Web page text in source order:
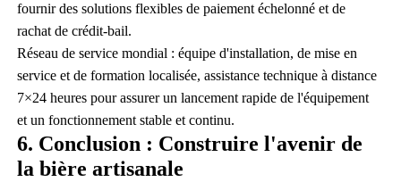
fournir des solutions flexibles de paiement échelonné et de
rachat de crédit-bail.
Réseau de service mondial : équipe d'installation, de mise en
service et de formation localisée, assistance technique à distance
7×24 heures pour assurer un lancement rapide de l'équipement
et un fonctionnement stable et continu.
6. Conclusion : Construire l'avenir de
la bière artisanale